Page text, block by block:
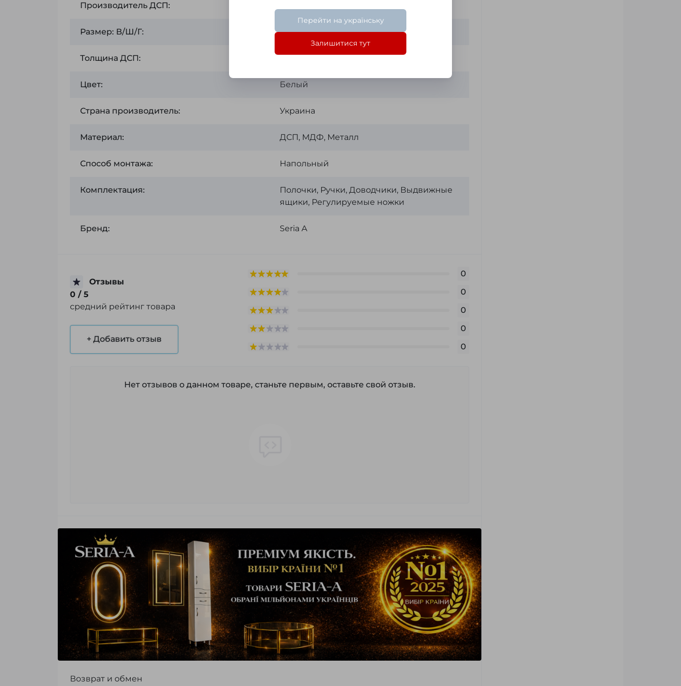
Производитель ДСП:
Размер: В/Ш/Г: 1900x500x330 мм
Толщина ДСП: 16 мм.
Цвет: Белый
Страна производитель: Украина
Материал: ДСП, МДФ, Металл
Способ монтажа: Напольный
Комплектация:
Полочки, Ручки, Доводчики, Выдвижные
ящики, Регулируемые ножки
Бренд: Seria A
Отзывы
0 / 5
средний рейтинг товара
+ Добавить отзыв
0
0
0
0
0
Нет отзывов о данном товаре, станьте первым, оставьте свой отзыв.
Возврат и обмен
Перейти на українську
Залишитися тут